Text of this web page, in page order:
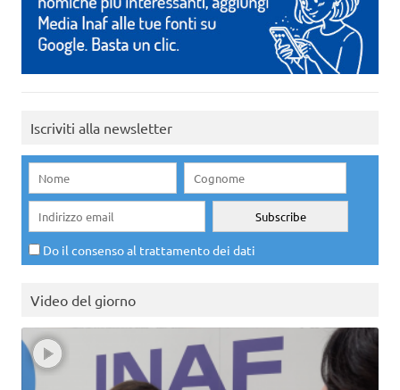
Iscriviti alla newsletter
Do il consenso al trattamento dei dati
Video del giorno